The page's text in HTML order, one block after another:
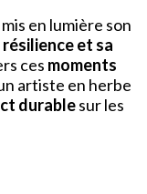
en lumière son
résilience et sa
ces moments
artiste en herbe
durablesur les